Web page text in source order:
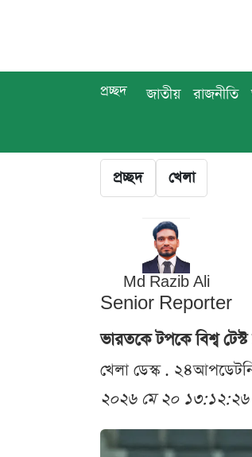
প্রচ্ছদ জাতীয় রাজনীতি
প্রচ্ছদ খেলা
Md Razib Ali
Senior Reporter
ভারতকে টপকে বিশ্ব
খেলা ডেস্ক .
২০২৬ মে ২০ ১৩:১২:২৬